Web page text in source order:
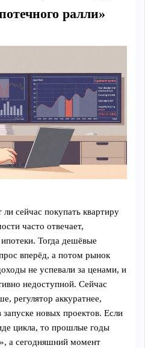
ралли»
сейчас покупать квартиру
часто отвечает,
Тогда дешёвые
вперёд, а потом рынок
не успевали за ценами, и
недоступной. Сейчас
регулятор аккуратнее,
новых проектов. Если
цикла, то прошлые годы
а сегодняшний момент